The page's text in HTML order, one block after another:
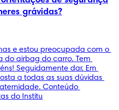
grávidas?
e estou preocupada com o
do airbag do carro. Tem
Seguidamente dar. Em
a todas as suas dúvidas
Conteúdo
do Institu